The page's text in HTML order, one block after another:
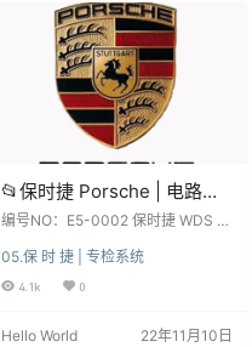
同，本站不免费提供！ 本套资源：
本站SVIP和VIP都能下载自学钻研,
资源种类繁多, …
📂保时捷 Porsche | 电路图
2015年版 WDS中文版 电路
图单机离线查询系统【汉化
补丁+安装教程】(222M)
编号NO：E5-0002 保时捷 WDS P
文汉化 （222M） 软件系统：每套
软件下载使用前，先看一下日期和
本：数据、功能、权限、win系统、
05.保 时 捷 | 专检系统
4.1k 0
Hello World 22年11月10日